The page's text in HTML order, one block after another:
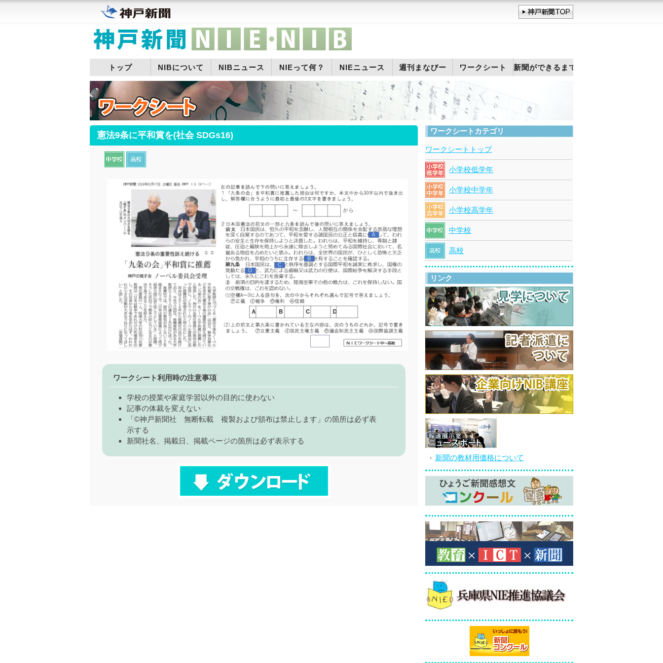
トップ NIBについて NIBニュース NIEって何？ NIEニュース 週刊まなびー ワークシート 新聞ができるまで
憲法9条に平和賞を(社会 SDGs16)
ワークシート利用時の注意事項
学校の授業や家庭学習以外の目的に使わない
記事の体裁を変えない
「©神戸新聞社 無断転載 複製および頒布は禁止します」の箇所は必ず表
示する
新聞社名、掲載日、掲載ページの箇所は必ず表示する
ワークシートカテゴリ
ワークシートトップ
小学校低学年
小学校中学年
小学校高学年
中学校
高校
リンク
新聞の教材用価格について